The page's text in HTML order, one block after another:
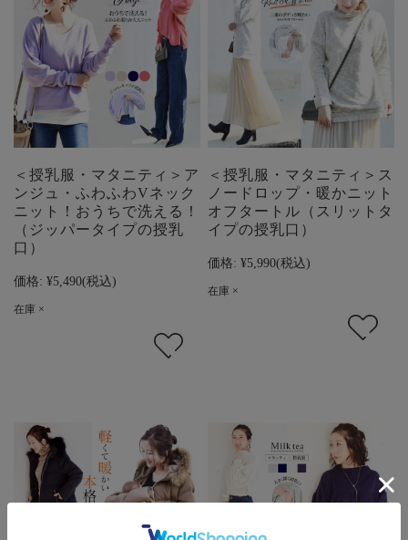
＜授乳服・マタニティ＞ア
ンジュ・ふわふわVネック
ニット！おうちで洗える！
（ジッパータイプの授乳
口）
価格: ¥5,490(税込)
在庫 ×
＜授乳服・マタニティ＞ス
ノードロップ・暖かニット
オフタートル（スリットタ
イプの授乳口）
価格: ¥5,990(税込)
在庫 ×